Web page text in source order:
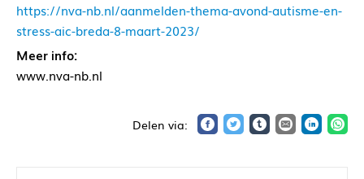
https://nva-nb.nl/aanmelden-thema-avond-autisme-en-
stress-aic-breda-8-maart-2023/
Meer info:
www.nva-nb.nl